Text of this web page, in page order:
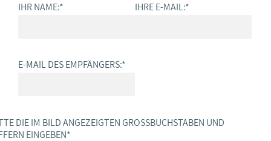
IHR NAME:* IHRE E-MAIL:*
E-MAIL DES EMPFÄNGERS:*
DIE IM BILD ANGEZEIGTEN GROSSBUCHSTABEN UND Z
EINGEBEN *